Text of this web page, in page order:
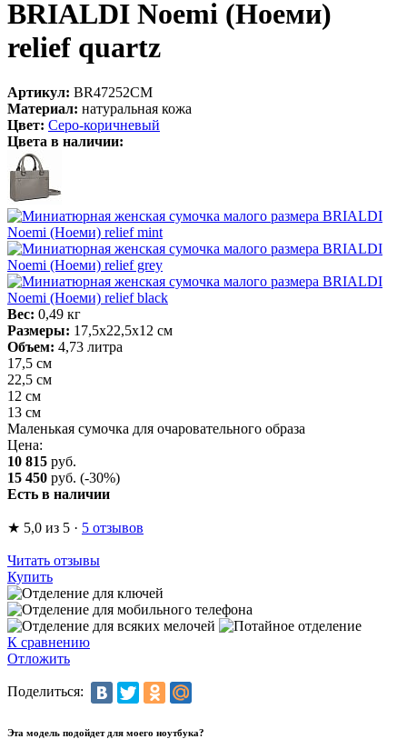
BRIALDI Noemi (Ноеми)
relief quartz
Артикул: BR47252CM
Материал: натуральная кожа
Цвет: Серо-коричневый
Цвета в наличии:
Вес: 0,49 кг
Размеры: 17,5х22,5х12 см
Объем: 4,73 литра
17,5 см
22,5 см
12 см
13 см
Маленькая сумочка для очаровательного образа
Цена:
10 815 руб.
15 450 руб. (-30%)
Есть в наличии
★ 5,0 из 5 · 5 отзывов
Читать отзывы
Купить
К сравнению
Отложить
Поделиться:
Эта модель подойдет для моего ноутбука?